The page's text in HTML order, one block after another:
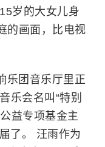
岁的大女儿身
的画面，比电视
乐团音乐厅里正
乐会名叫“特别
益专项基金主
了。 汪雨作为